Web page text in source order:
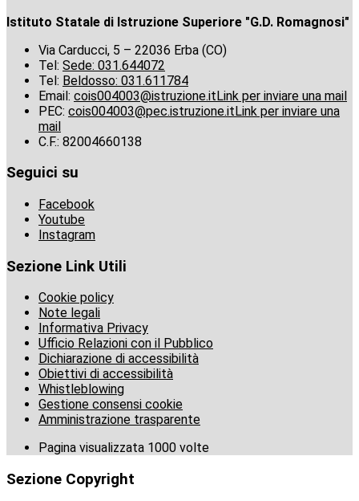
Istituto Statale di Istruzione Superiore "G.D. Romagnosi"
Via Carducci, 5 – 22036 Erba (CO)
Tel: Sede: 031.644072
Tel: Beldosso: 031.611784
Email: cois004003@istruzione.itLink per inviare una mail
PEC: cois004003@pec.istruzione.itLink per inviare una
mail
C.F.: 82004660138
Seguici su
Facebook
Youtube
Instagram
Sezione Link Utili
Cookie policy
Note legali
Informativa Privacy
Ufficio Relazioni con il Pubblico
Dichiarazione di accessibilità
Obiettivi di accessibilità
Whistleblowing
Gestione consensi cookie
Amministrazione trasparente
Pagina visualizzata 1000 volte
Sezione Copyright